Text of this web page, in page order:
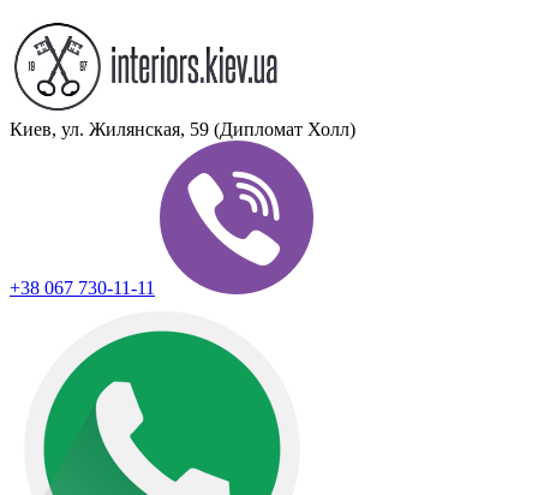
Киев, ул. Жилянская, 59 (Дипломат Холл)
+38 067 730-11-11